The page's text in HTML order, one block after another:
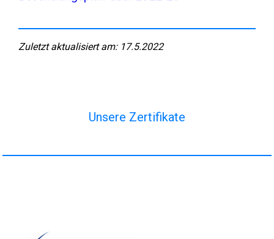
Zuletzt aktualisiert am: 17.5.2022
Unsere Zertifikate